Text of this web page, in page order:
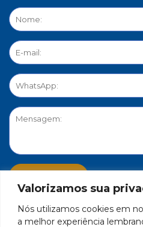
Valorizamos sua
Nós utilizamos cookies em
a melhor experiência
PORTAL DE PRIVACIDADE